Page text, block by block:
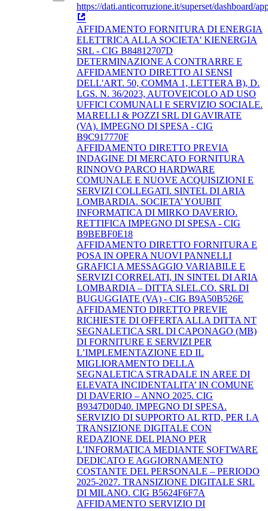
https://dati.anticorruzione.it/superset/dashboard/
AFFIDAMENTO FORNITURA DI ENERGIA
ELETTRICA ALLA SOCIETA' KIENERGIA
SRL - CIG B84812707D
DETERMINAZIONE A CONTRARRE E
AFFIDAMENTO DIRETTO AI SENSI
DELL'ART. 50, COMMA 1, LETTERA B), D.
LGS. N. 36/2023, AUTOVEICOLO AD USO
UFFICI COMUNALI E SERVIZIO SOCIALE.
MARELLI & POZZI SRL DI GAVIRATE
(VA). IMPEGNO DI SPESA - CIG
B9C917770F
AFFIDAMENTO DIRETTO PREVIA
INDAGINE DI MERCATO FORNITURA
RINNOVO PARCO HARDWARE
COMUNALE E NUOVE ACQUISIZIONI E
SERVIZI COLLEGATI. SINTEL DI ARIA
LOMBARDIA. SOCIETA’ YOUBIT
INFORMATICA DI MIRKO DAVERIO.
RETTIFICA IMPEGNO DI SPESA - CIG
B9BEBF0E18
AFFIDAMENTO DIRETTO FORNITURA E
POSA IN OPERA NUOVI PANNELLI
GRAFICI A MESSAGGIO VARIABILE E
SERVIZI CORRELATI, IN SINTEL DI ARIA
LOMBARDIA – DITTA SI.EL.CO. SRL DI
BUGUGGIATE (VA) - CIG B9A50B526E
AFFIDAMENTO DIRETTO PREVIE
RICHIESTE DI OFFERTA ALLA DITTA NT
SEGNALETICA SRL DI CAPONAGO (MB)
DI FORNITURE E SERVIZI PER
L’IMPLEMENTAZIONE ED IL
MIGLIORAMENTO DELLA
SEGNALETICA STRADALE IN AREE DI
ELEVATA INCIDENTALITA’ IN COMUNE
DI DAVERIO – ANNO 2025. CIG
B9347D0D40. IMPEGNO DI SPESA.
SERVIZIO DI SUPPORTO AL RTD, PER LA
TRANSIZIONE DIGITALE CON
REDAZIONE DEL PIANO PER
L’INFORMATICA MEDIANTE SOFTWARE
DEDICATO E AGGIORNAMENTO
COSTANTE DEL PERSONALE – PERIODO
2025-2027. TRANSIZIONE DIGITALE SRL
DI MILANO. CIG B5624F6F7A
AFFIDAMENTO SERVIZIO DI